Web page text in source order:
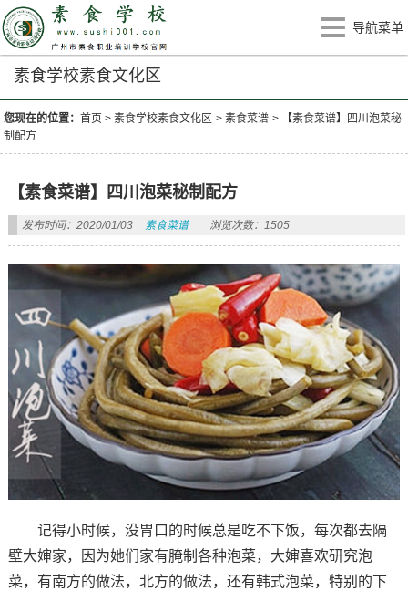
导航菜单
素食学校素食文化区
您现在的位置：首页 >素食学校素食文化区 >素食菜谱 >
【素食菜谱】四川泡菜秘
制配方
【素食菜谱】四川泡菜秘制配方
发布时间：2020/01/03 素食菜谱 浏览次数：1505
记得小时候，没胃口的时候总是吃不下饭，每次都去隔
壁大婶家，因为她们家有腌制各种泡菜，大婶喜欢研究泡
菜，有南方的做法，北方的做法，还有韩式泡菜，特别的下